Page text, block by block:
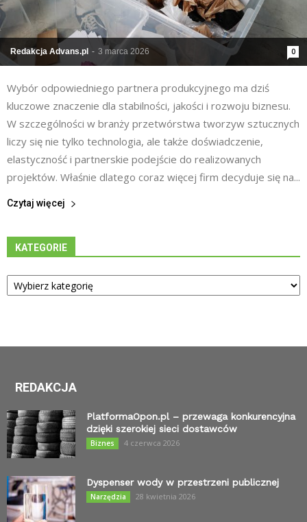
Redakcja Advans.pl - 3 marca 2026 0
Wybór odpowiedniego partnera produkcyjnego ma dziś
kluczowe znaczenie dla stabilności, jakości i rozwoju biznesu.
W szczególności w branży przetwórstwa tworzyw sztucznych
liczy się nie tylko technologia, ale także doświadczenie,
elastyczność i partnerskie podejście do realizowanych
projektów. Właśnie dlatego coraz więcej firm decyduje się na...
Czytaj więcej
KATEGORIE
Kategorie
REDAKCJA
PlatformaOpon.pl – przewaga konkurencyjna
dzięki szerokiej sieci dostawców
Biznes 4 czerwca 2026
Dyspenser wody w przestrzeni publicznej
Narzędzia 28 kwietnia 2026